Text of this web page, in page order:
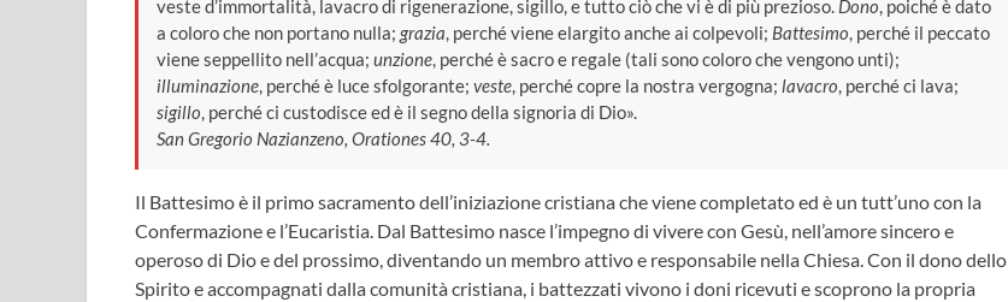
veste d’immortalità, lavacro di rigenerazione, sigillo, e tutto ciò che vi è di più prezioso. Dono, poiché è dato
a coloro che non portano nulla; grazia, perché viene elargito anche ai colpevoli; Battesimo, perché il peccato
viene seppellito nell’acqua; unzione, perché è sacro e regale (tali sono coloro che vengono unti);
illuminazione, perché è luce sfolgorante; veste, perché copre la nostra vergogna; lavacro, perché ci lava;
sigillo, perché ci custodisce ed è il segno della signoria di Dio».
San Gregorio Nazianzeno, Orationes 40, 3-4.
Il Battesimo è il primo sacramento dell’iniziazione cristiana che viene completato ed è un tutt’uno con la
Confermazione e l’Eucaristia. Dal Battesimo nasce l’impegno di vivere con Gesù, nell’amore sincero e
operoso di Dio e del prossimo, diventando un membro attivo e responsabile nella Chiesa. Con il dono dello
Spirito e accompagnati dalla comunità cristiana, i battezzati vivono i doni ricevuti e scoprono la propria